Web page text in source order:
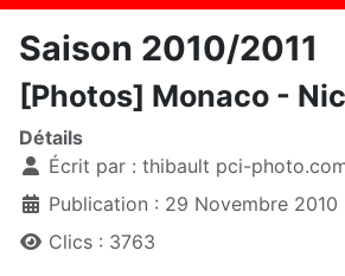
Saison 2010/2011
[Photos] Monaco -
Détails
Écrit par : thibault pci-
Publication : 29 Novembre 2010
Clics : 3763